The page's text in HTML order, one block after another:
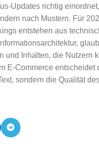
Updates richtig
nach Mustern. Für
entstehen aus
und Inhalten, die Nutzern
E-Commerce entscheidet
sondern die Qualität